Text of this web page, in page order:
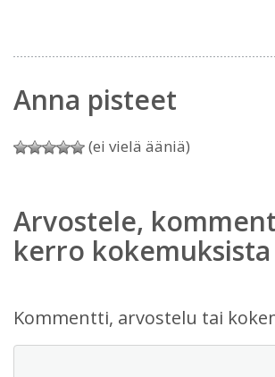
Anna pisteet
(ei vielä ääniä)
Arvostele,
kerro kokemuksista
Kommentti, arvostelu tai